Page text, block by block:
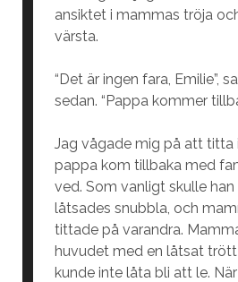
ansiktet i mammas tröja
värsta.
“Det är ingen fara, Emilie”,
sedan. “Pappa kommer
Jag vågade mig på att titta
pappa kom tillbaka med
ved. Som vanligt skulle han
låtsades snubbla, och
tittade på varandra.
huvudet med en låtsat trött
kunde inte låta bli att le.